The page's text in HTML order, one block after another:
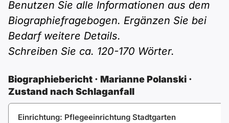
ÖIF
ÖSD
Polnisch
A1 ÖIF
A2 Goethe
A2 ÖIF
B1 Beruf
B1 telc
B1 ÖIF
B2 Beruf
B2 telc
B2 Goethe
B2 Pflege (telc)
Webinare
Mehr Tools
Einbürgerungstest
Benutzen Sie alle Informationen aus dem
Biographiefragebogen. Ergänzen Sie bei
Bedarf weitere Details.
Schreiben Sie ca. 120-170 Wörter.
Biographiebericht · Marianne Polanski ·
Zustand nach Schlaganfall
Einrichtung: Pflegeeinrichtung Stadtgarten